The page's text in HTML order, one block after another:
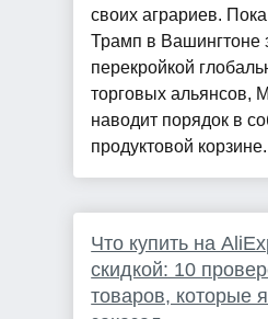
своих аграриев.
Трамп в Вашингтоне
перекройкой
торговых альянсов,
наводит порядок в
продуктовой
Что купить на
скидкой: 10
товаров, которые